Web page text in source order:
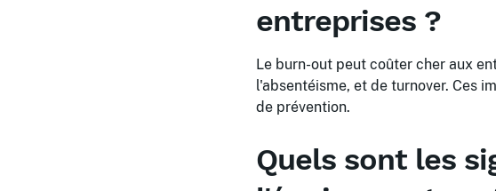
entreprises ?
Le burn-out peut coûter cher aux
l'absentéisme, et de turnover. Ces
de prévention.
Quels sont les